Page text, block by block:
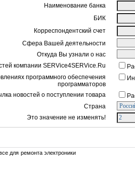
Наименование банка
БИК
Корреспондентский счет
Сфера Вашей деятельности
Откуда Вы узнали о нас
компании SERVice4SERVice.Ru
программного обеспечения
программаторов
новостей о поступлении товара
Страна
Это значение не изменять!
для ремонта электроники